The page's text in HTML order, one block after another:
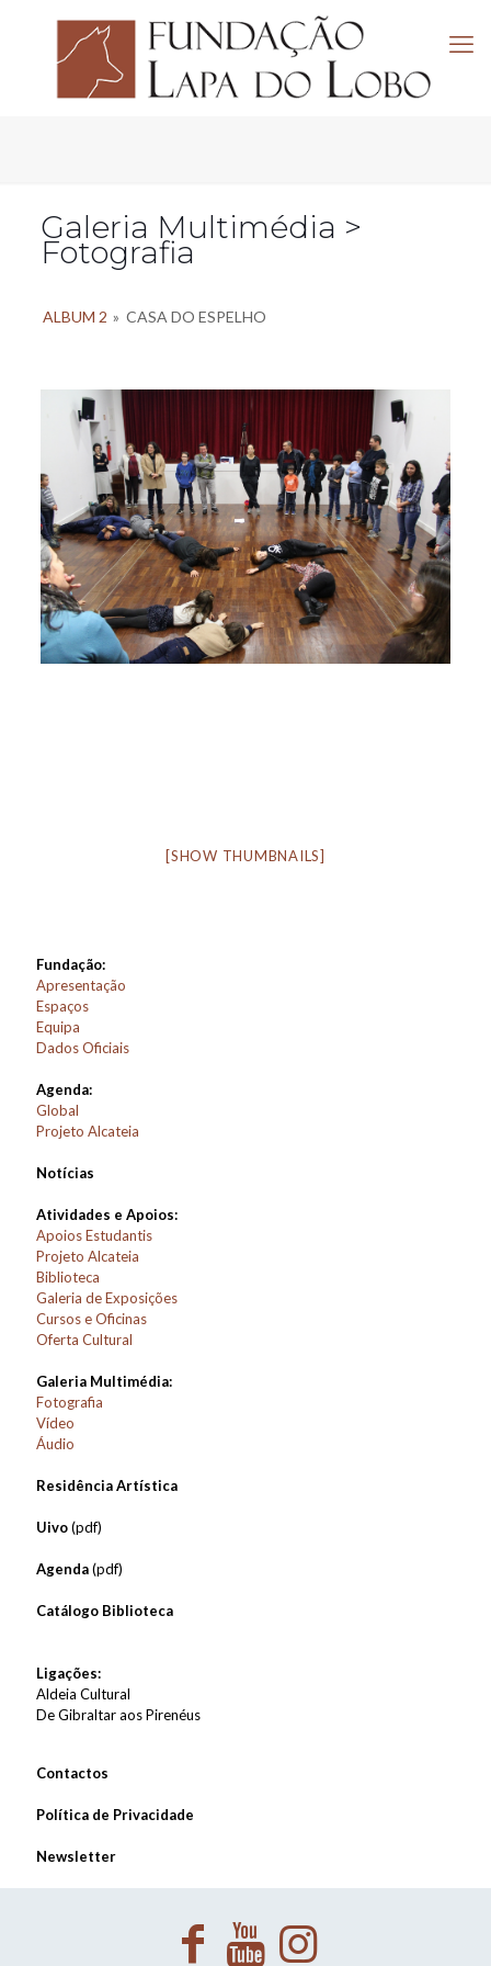
Galeria Multimédia >
Fotografia
ALBUM 2 » CASA DO ESPELHO
[SHOW THUMBNAILS]
Fundação:
Apresentação
Espaços
Equipa
Dados Oficiais
Agenda:
Global
Projeto Alcateia
Notícias
Atividades e Apoios:
Apoios Estudantis
Projeto Alcateia
Biblioteca
Galeria de Exposições
Cursos e Oficinas
Oferta Cultural
Galeria Multimédia:
Fotografia
Vídeo
Áudio
Residência Artística
Uivo(pdf)
Agenda(pdf)
Catálogo Biblioteca
Ligações:
Aldeia Cultural
De Gibraltar aos Pirenéus
Contactos
Política de Privacidade
Newsletter